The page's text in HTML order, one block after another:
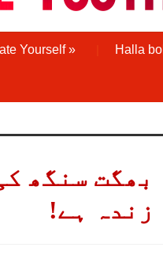
Yourself» Halla bol
بھگت سنگھ
زندہ ہے!